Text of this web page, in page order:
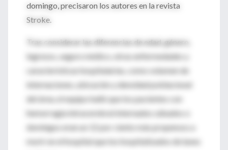
domingo, precisaron los autores en la revista
Stroke.
Tras considerar las diferencias de edad, género,
ingresos, seguro médico, otras enfermedades y
características hospitalarias, como volumen de
internaciones, ubicación y densidad poblacional
del área, el equipo halló que los pacientes con
hemorragia intracerebral internados sábados o
domingos eran un 12 por ciento más propensos a
morir en el hospital que los hospitalizados de lunes